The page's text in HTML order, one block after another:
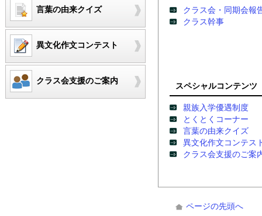
言葉の由来クイズ
異文化作文コンテスト
クラス会支援のご案内
クラス会・同期会報
クラス幹事
スペシャルコンテンツ
親族入学優遇制度
とくとくコーナー
言葉の由来クイズ
異文化作文コンテス
クラス会支援のご案
ページの先頭へ